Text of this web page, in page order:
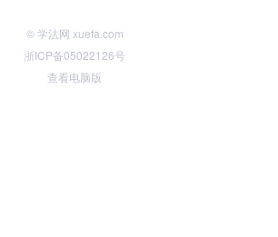
© 学法网 xuefa.com
浙ICP备05022126号
查看电脑版